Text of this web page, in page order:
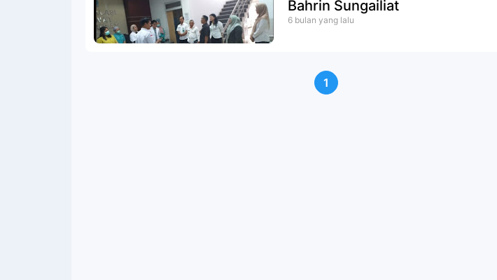
Bahrin Sungailiat
6 bulan yang lalu
1